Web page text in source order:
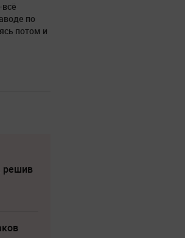
по
потом и
решив